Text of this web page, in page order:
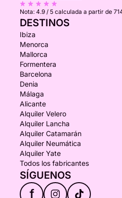
Nota: 4.9 / 5 calculada a partir de
DESTINOS
Ibiza
Menorca
Mallorca
Formentera
Barcelona
Denia
Málaga
Alicante
Alquiler Velero
Alquiler Lancha
Alquiler Catamarán
Alquiler Neumática
Alquiler Yate
Todos los fabricantes
SÍGUENOS
f